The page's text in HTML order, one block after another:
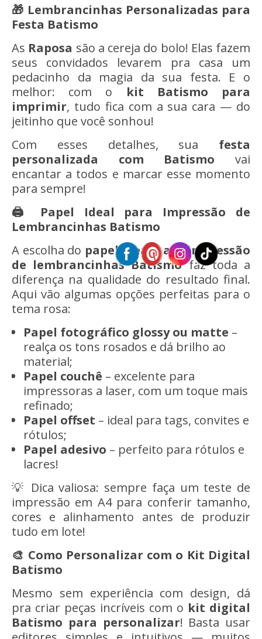
🎁 Lembrancinhas Personalizadas para
Festa Batismo
As Raposa são a cereja do bolo! Elas fazem
seus convidados levarem pra casa um
pedacinho da magia da sua festa. E o
melhor: com o kit Batismo
para
imprimir, tudo fica com a sua cara — do
jeitinho que você sonhou!
Com esses detalhes, sua festa
personalizada com Batismo vai
encantar a todos e marcar esse momento
para sempre!
🖨️ Papel Ideal para Impressão de
Lembrancinhas Batismo
A escolha do papel ideal para impressão
de lembrancinhas Batismofaz toda a
diferença na qualidade do resultado final.
Aqui vão algumas opções perfeitas para o
tema rosa:
Papel fotográfico glossy ou matte –
realça os tons rosados e dá brilho ao
material;
Papel couchê – excelente para
impressoras a laser, com um toque mais
refinado;
Papel offset – ideal para tags, convites e
rótulos;
Papel adesivo – perfeito para rótulos e
lacres!
💡 Dica valiosa: sempre faça um teste de
impressão em A4 para conferir tamanho,
cores e alinhamento antes de produzir
tudo em lote!
🎨 Como Personalizar com o Kit Digital
Batismo
Mesmo sem experiência com design, dá
pra criar peças incríveis com o kit digital
Batismo para personalizar! Basta usar